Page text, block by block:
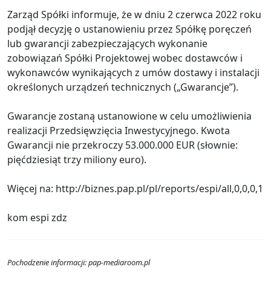
Zarząd Spółki informuje, że w dniu 2 czerwca 2022 roku
podjął decyzję o ustanowieniu przez Spółkę poręczeń
lub gwarancji zabezpieczających wykonanie
zobowiązań Spółki Projektowej wobec dostawców i
wykonawców wynikających z umów dostawy i instalacji
określonych urządzeń technicznych („Gwarancje”).
Gwarancje zostaną ustanowione w celu umożliwienia
realizacji Przedsięwzięcia Inwestycyjnego. Kwota
Gwarancji nie przekroczy 53.000.000 EUR (słownie:
pięćdziesiąt trzy miliony euro).
Więcej na: http://biznes.pap.pl/pl/reports/espi/all,0,0,0,1
kom espi zdz
Pochodzenie informacji: pap-mediaroom.pl